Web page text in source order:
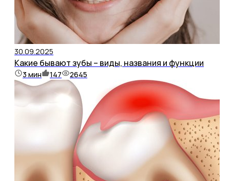
30.09.2025
Какие бывают зубы – виды, названия и функции
3 мин 147 2645